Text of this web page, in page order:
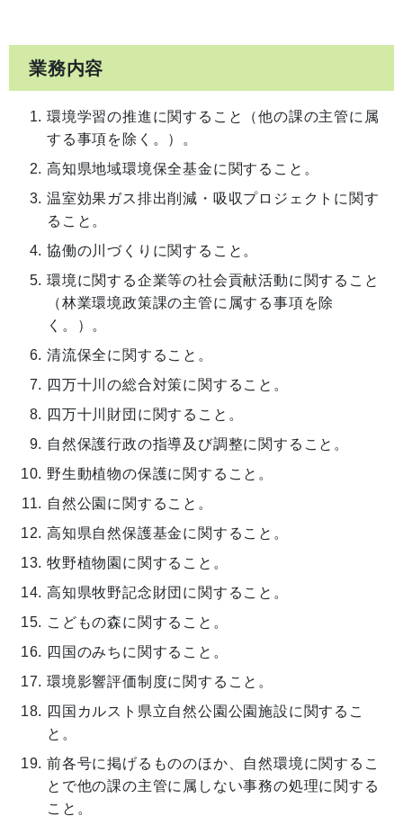
業務内容
環境学習の推進に関すること（他の課の主管に属
する事項を除く。）。
高知県地域環境保全基金に関すること。
温室効果ガス排出削減・吸収プロジェクトに関す
ること。
協働の川づくりに関すること。
環境に関する企業等の社会貢献活動に関すること
（林業環境政策課の主管に属する事項を除
く。）。
清流保全に関すること。
四万十川の総合対策に関すること。
四万十川財団に関すること。
自然保護行政の指導及び調整に関すること。
野生動植物の保護に関すること。
自然公園に関すること。
高知県自然保護基金に関すること。
牧野植物園に関すること。
高知県牧野記念財団に関すること。
こどもの森に関すること。
四国のみちに関すること。
環境影響評価制度に関すること。
四国カルスト県立自然公園公園施設に関するこ
と。
前各号に掲げるもののほか、自然環境に関するこ
とで他の課の主管に属しない事務の処理に関する
こと。